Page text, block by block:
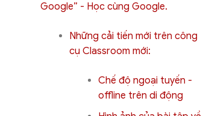
Google” - Học cùng Google.
Những cải tiến mới trên công
cụ Classroom mới:
Chế độ ngoại tuyến -
offline trên di động